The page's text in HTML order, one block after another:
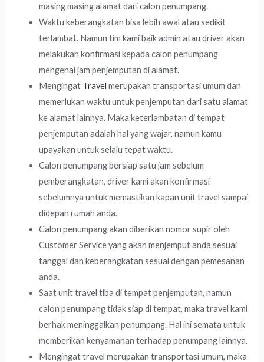
masing masing alamat dari calon penumpang.
Waktu keberangkatan bisa lebih awal atau sedikit
terlambat. Namun tim kami baik admin atau driver akan
melakukan konfirmasi kepada calon penumpang
mengenai jam penjemputan di alamat.
Mengingat Travel merupakan transportasi umum dan
memerlukan waktu untuk penjemputan dari satu alamat
ke alamat lainnya. Maka keterlambatan di tempat
penjemputan adalah hal yang wajar, namun kamu
upayakan untuk selalu tepat waktu.
Calon penumpang bersiap satu jam sebelum
pemberangkatan, driver kami akan konfirmasi
sebelumnya untuk memastikan kapan unit travel sampai
didepan rumah anda.
Calon penumpang akan diberikan nomor supir oleh
Customer Service yang akan menjemput anda sesuai
tanggal dan keberangkatan sesuai dengan pemesanan
anda.
Saat unit travel tiba di tempat penjemputan, namun
calon penumpang tidak siap di tempat, maka travel kami
berhak meninggalkan penumpang. Hal ini semata untuk
memberikan kenyamanan terhadap penumpang lainnya.
Mengingat travel merupakan transportasi umum, maka